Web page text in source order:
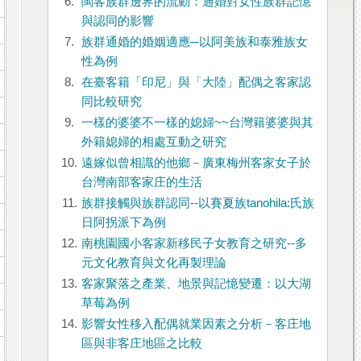
與認同的影響
7.
族群通婚的婚姻適應─以阿美族和泰雅族女
性為例
8.
在臺客籍「印尼」與「大陸」配偶之客家認
同比較研究
9.
一樣的婆婆不一樣的媳婦~~台灣籍婆婆與其
外籍媳婦的相處互動之研究
10. 遠嫁似曾相識的他鄉－廣東梅州客家女子於
台灣南部客家庄的生活
11. 族群接觸與族群認同--以賽夏族tanohila:氏族
日阿拐派下為例
12. 南桃園國小客家新移民子女教育之研究--多
元文化教育與文化再製理論
13. 客家聚落之產業、地景與記憶變遷：以大湖
草莓為例
14. 影響女性移入配偶就業因素之分析－客庄地
區與非客庄地區之比較